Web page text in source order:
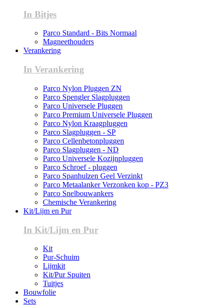
In Bitjes
Parco Standard - Bits Normaal
Magneethouders
Verankering
In Verankering
Parco Nylon Pluggen ZN
Parco Spengler Slagpluggen
Parco Universele Pluggen
Parco Premium Universele Pluggen
Parco Nylon Kraagpluggen
Parco Slagpluggen - SP
Parco Cellenbetonpluggen
Parco Slagpluggen - ND
Parco Universele Kozijnpluggen
Parco Schroef - pluggen
Parco Spanhulzen Geel Verzinkt
Parco Metaalanker Verzonken kop - PZ3
Parco Snelbouwankers
Chemische Verankering
Kit/Lijm en Pur
In Kit/Lijm en Pur
Kit
Pur-Schuim
Lijmkit
Kit/Pur Spuiten
Tuitjes
Bouwfolie
Sets